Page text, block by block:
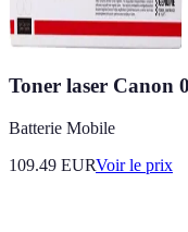
Toner laser Canon
Batterie Mobile
109.49 EURVoir le prix